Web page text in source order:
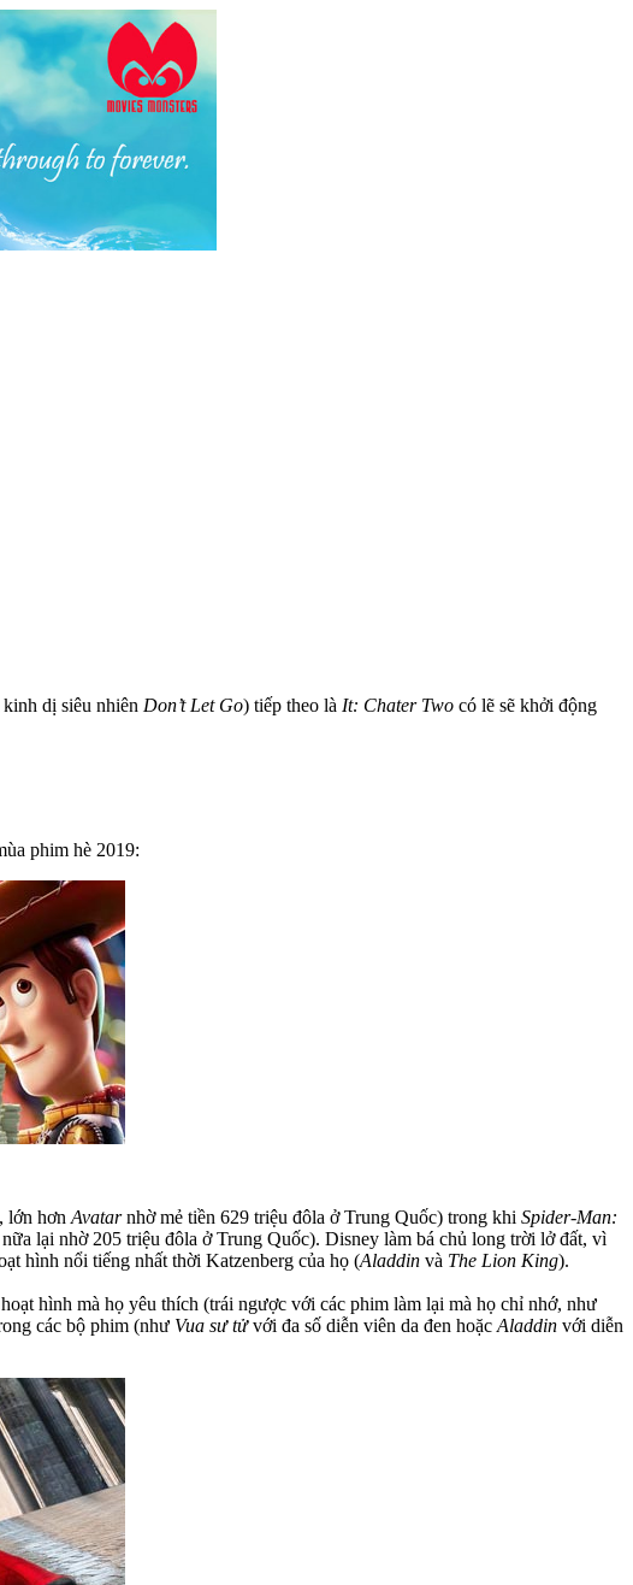
dị siêu nhiên Don’t Let Go) tiếp theo là It: Chater Two có lẽ sẽ khởi động
phim hè 2019:
lớn hơn Avatarnhờ mẻ tiền 629 triệu đôla ở Trung Quốc) trong khi Spider-Man:
lại nhờ 205 triệu đôla ở Trung Quốc). Disney làm bá chủ long trời lở đất, vì
hình nổi tiếng nhất thời Katzenberg của họ (Aladdin và The Lion King).
hình mà họ yêu thích (trái ngược với các phim làm lại mà họ chỉ nhớ, như
các bộ phim (như Vua sư tửvới đa số diễn viên da đen hoặc Aladdin với diễn